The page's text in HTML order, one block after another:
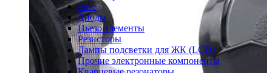
Реле
Диоды
Пьезо элементы
Резисторы
Лампы подсветки для ЖК (LCD)
Прочие электронные компоненты